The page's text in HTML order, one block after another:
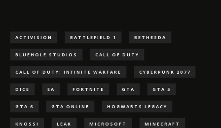
ACTIVISION BATTLEFIELD 1 BETHESDA
BLUEHOLE STUDIOS CALL OF DUTY
CALL OF DUTY: INFINITE WARFARE CYBERPUNK 2077
DICE EA FORTNITE GTA GTA 5
GTA 6 GTA ONLINE HOGWARTS LEGACY
KNOSSI LEAK MICROSOFT MINECRAFT